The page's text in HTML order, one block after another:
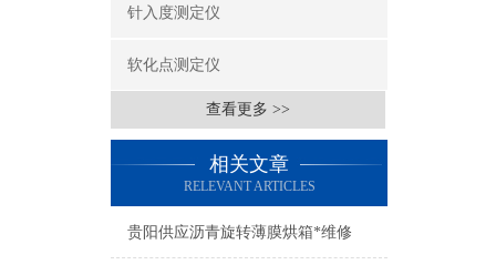
针入度测定仪
软化点测定仪
查看更多 >>
相关文章
RELEVANT ARTICLES
贵阳供应沥青旋转薄膜烘箱*维修